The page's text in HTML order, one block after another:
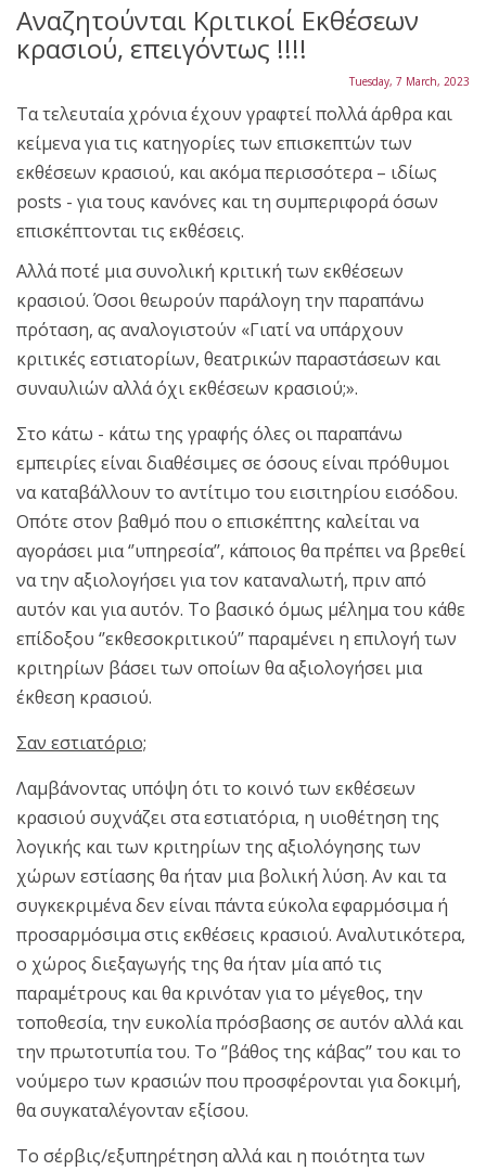
Αναζητούνται Κριτικοί Εκθέσεων
κρασιού, επειγόντως !!!!
Tuesday, 7 March, 2023
Τα τελευταία χρόνια έχουν γραφτεί πολλά άρθρα και
κείμενα για τις κατηγορίες των επισκεπτών των
εκθέσεων κρασιού, και ακόμα περισσότερα – ιδίως
posts - για τους κανόνες και τη συμπεριφορά όσων
επισκέπτονται τις εκθέσεις.
Αλλά ποτέ μια συνολική κριτική των εκθέσεων
κρασιού. Όσοι θεωρούν παράλογη την παραπάνω
πρόταση, ας αναλογιστούν «Γιατί να υπάρχουν
κριτικές εστιατορίων, θεατρικών παραστάσεων και
συναυλιών αλλά όχι εκθέσεων κρασιού;».
Στο κάτω - κάτω της γραφής όλες οι παραπάνω
εμπειρίες είναι διαθέσιμες σε όσους είναι πρόθυμοι
να καταβάλλουν το αντίτιμο του εισιτηρίου εισόδου.
Οπότε στον βαθμό που ο επισκέπτης καλείται να
αγοράσει μια ‘’υπηρεσία’’, κάποιος θα πρέπει να βρεθεί
να την αξιολογήσει για τον καταναλωτή, πριν από
αυτόν και για αυτόν. Το βασικό όμως μέλημα του κάθε
επίδοξου ‘’εκθεσοκριτικού’’ παραμένει η επιλογή των
κριτηρίων βάσει των οποίων θα αξιολογήσει μια
έκθεση κρασιού.
Σαν εστιατόριο;
Λαμβάνοντας υπόψη ότι το κοινό των εκθέσεων
κρασιού συχνάζει στα εστιατόρια, η υιοθέτηση της
λογικής και των κριτηρίων της αξιολόγησης των
χώρων εστίασης θα ήταν μια βολική λύση. Αν και τα
συγκεκριμένα δεν είναι πάντα εύκολα εφαρμόσιμα ή
προσαρμόσιμα στις εκθέσεις κρασιού. Αναλυτικότερα,
ο χώρος διεξαγωγής της θα ήταν μία από τις
παραμέτρους και θα κρινόταν για το μέγεθος, την
τοποθεσία, την ευκολία πρόσβασης σε αυτόν αλλά και
την πρωτοτυπία του. Το ‘’βάθος της κάβας’’ του και το
νούμερο των κρασιών που προσφέρονται για δοκιμή,
θα συγκαταλέγονταν εξίσου.
Το σέρβις/εξυπηρέτηση αλλά και η ποιότητα των